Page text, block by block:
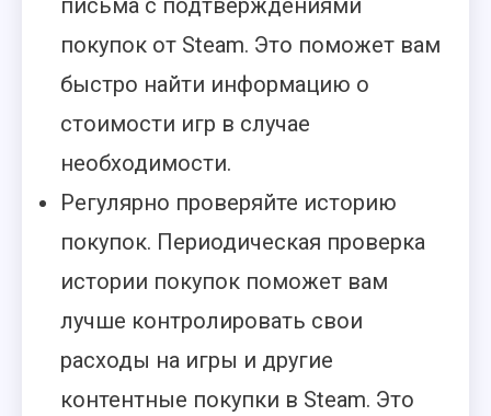
письма с подтверждениями
покупок от Steam. Это поможет вам
быстро найти информацию о
стоимости игр в случае
необходимости.
Регулярно проверяйте историю
покупок. Периодическая проверка
истории покупок поможет вам
лучше контролировать свои
расходы на игры и другие
контентные покупки в Steam. Это